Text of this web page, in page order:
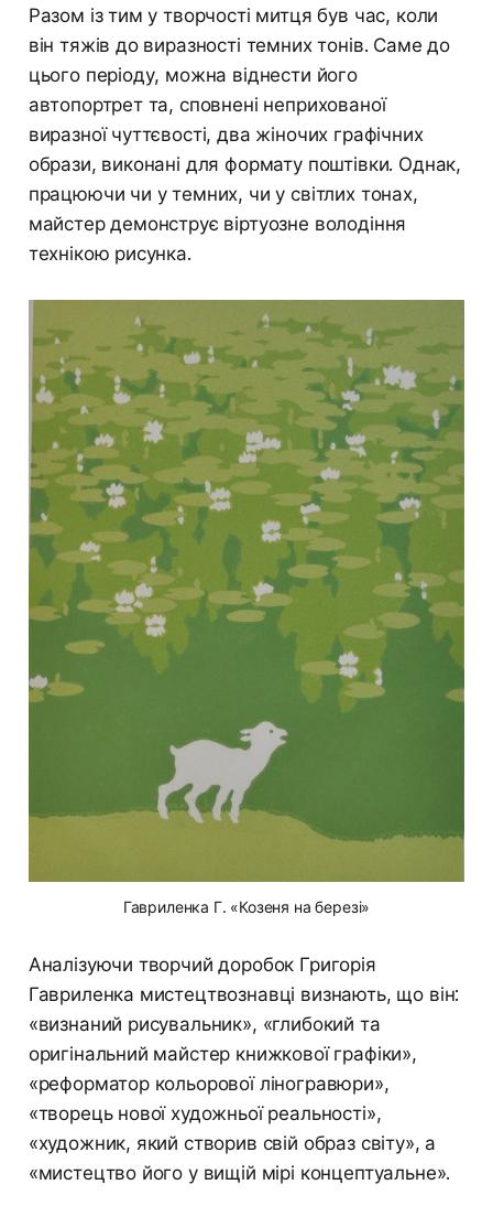
Разом із тим у творчості митця був час, коли
він тяжів до виразності темних тонів. Саме до
цього періоду, можна віднести його
автопортрет та, сповнені неприхованої
виразної чуттєвості, два жіночих графічних
образи, виконані для формату поштівки. Однак,
працюючи чи у темних, чи у світлих тонах,
майстер демонструє віртуозне володіння
технікою рисунка.
Гавриленка Г. «Козеня на березі»
Аналізуючи творчий доробок Григорія
Гавриленка мистецтвознавці визнають, що він:
«визнаний рисувальник», «глибокий та
оригінальний майстер книжкової графіки»,
«реформатор кольорової ліногравюри»,
«творець нової художньої реальності»,
«художник, який створив свій образ світу», а
«мистецтво його у вищій мірі концептуальне».